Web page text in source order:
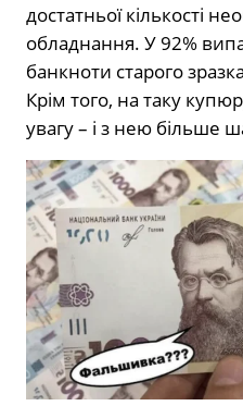
достатньої кількості
обладнання. У 92%
банкноти старого
Крім того, на таку
увагу – і з нею більше